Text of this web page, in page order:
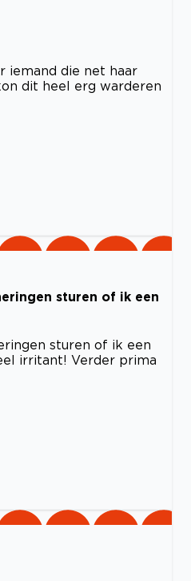
iemand die net haar
dit heel erg warderen
sturen of ik een
sturen of ik een
irritant! Verder prima